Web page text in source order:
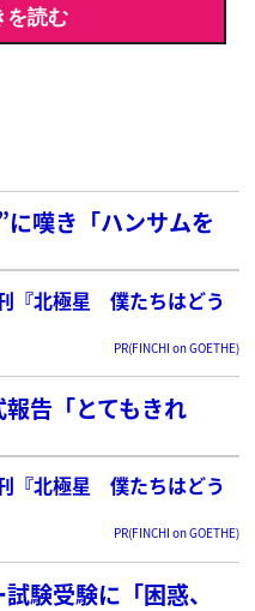
を読む
嘆き「ハンサムを
『北極星 僕たちはどう
PR(FINCHI on GOETHE)
告「とてもきれ
『北極星 僕たちはどう
PR(FINCHI on GOETHE)
験受験に「困惑、